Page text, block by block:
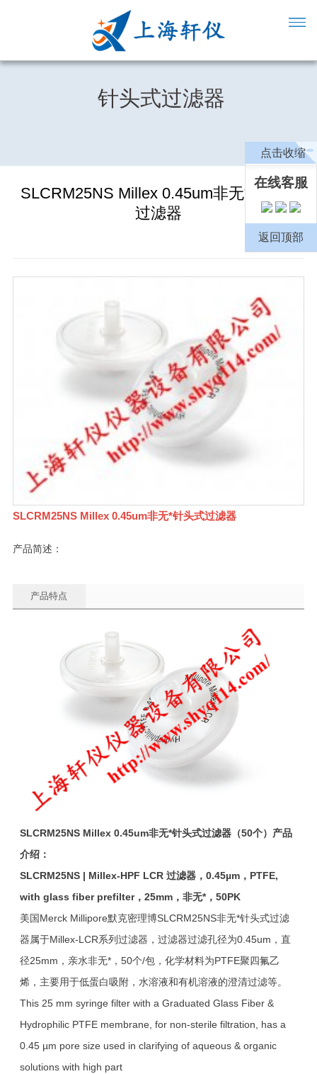
针头式过滤器
SLCRM25NS Millex 0.45um非无*针头式
过滤器
SLCRM25NS Millex 0.45um非无*针头式过滤器
产品简述：
产品特点
SLCRM25NS Millex 0.45um非无*针头式过滤器（50个）产品
介绍：
SLCRM25NS | Millex-HPF LCR 过滤器，0.45µm，PTFE,
with glass fiber prefilter，25mm，非无*，50PK
美国Merck Millipore默克密理博SLCRM25NS非无*针头式过滤
器属于Millex-LCR系列过滤器，过滤器过滤孔径为0.45um，直
径25mm，亲水非无*，50个/包，化学材料为PTFE聚四氟乙
烯，主要用于低蛋白吸附，水溶液和有机溶液的澄清过滤等。
This 25 mm syringe filter with a Graduated Glass Fiber &
Hydrophilic PTFE membrane, for non-sterile filtration, has a
0.45 µm pore size used in clarifying of aqueous & organic
solutions with high part
点击收缩
在线客服
返回顶部